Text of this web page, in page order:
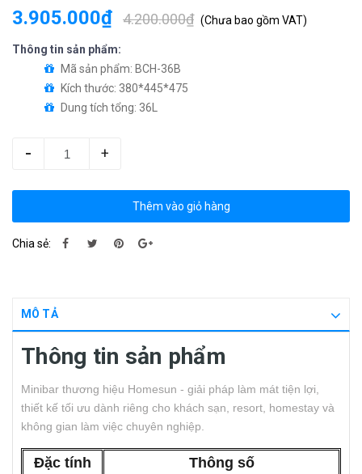
3.905.000₫ 4.200.000₫ (Chưa bao gồm VAT)
Thông tin sản phẩm:
Mã sản phẩm: BCH-36B
Kích thước: 380*445*475
Dung tích tổng: 36L
- +
Thêm vào giỏ hàng
Chia sẻ:
MÔ TẢ
Thông tin sản phẩm
Minibar thương hiệu Homesun - giải pháp làm mát tiện lợi,
thiết kế tối ưu dành riêng cho khách sạn, resort, homestay và
không gian làm việc chuyên nghiệp.
Đặc tính Thông số